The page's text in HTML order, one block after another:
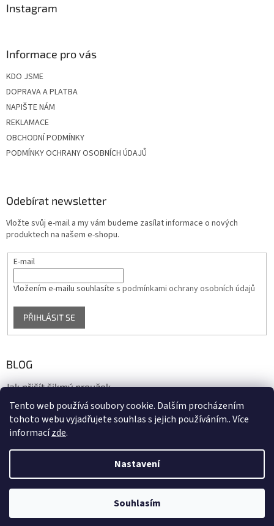
Tento web používá soubory cookie. Dalším procházením
tohoto webu vyjadřujete souhlas s jejich používáním.. Více
informacízde.
Nastavení
Souhlasím
Instagram
Informace pro vás
KDO JSME
DOPRAVA A PLATBA
NAPIŠTE NÁM
REKLAMACE
OBCHODNÍ PODMÍNKY
PODMÍNKY OCHRANY OSOBNÍCH ÚDAJŮ
Odebírat newsletter
Vložte svůj e-mail a my vám budeme zasílat informace o nových
produktech na našem e-shopu.
E-mail
Vložením e-mailu souhlasíte s podmínkami ochrany osobních údajů
PŘIHLÁSIT SE
BLOG
Jak přišít šikmý proužek
17.10.2020
Copyright 2026biaska.cz. Všechna práva vyhrazena.Upravit
nastavení cookies